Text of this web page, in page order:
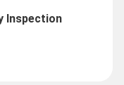
Inspection